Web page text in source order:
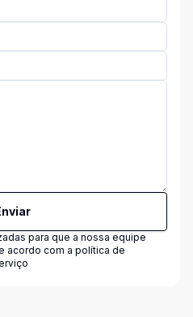
para que a nossa equipe
acordo com a política de